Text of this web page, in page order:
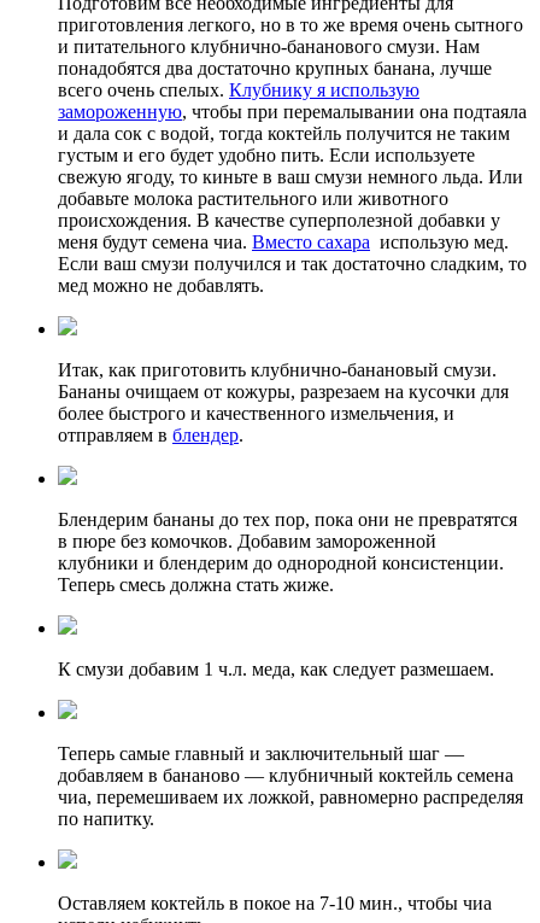
приготовления легкого, но в то же время очень сытного
и питательного клубнично-бананового смузи. Нам
понадобятся два достаточно крупных банана, лучше
всего очень спелых. Клубнику я использую
замороженную, чтобы при перемалывании она подтаяла
и дала сок с водой, тогда коктейль получится не таким
густым и его будет удобно пить. Если используете
свежую ягоду, то киньте в ваш смузи немного льда. Или
добавьте молока растительного или животного
происхождения. В качестве суперполезной добавки у
меня будут семена чиа. Вместо сахара использую мед.
Если ваш смузи получился и так достаточно сладким, то
мед можно не добавлять.
Итак, как приготовить клубнично-банановый смузи.
Бананы очищаем от кожуры, разрезаем на кусочки для
более быстрого и качественного измельчения, и
отправляем в блендер.
Блендерим бананы до тех пор, пока они не превратятся
в пюре без комочков. Добавим замороженной
клубники и блендерим до однородной консистенции.
Теперь смесь должна стать жиже.
К смузи добавим 1 ч.л. меда, как следует размешаем.
Теперь самые главный и заключительный шаг —
добавляем в бананово — клубничный коктейль семена
чиа, перемешиваем их ложкой, равномерно распределяя
по напитку.
Оставляем коктейль в покое на 7-10 мин., чтобы чиа